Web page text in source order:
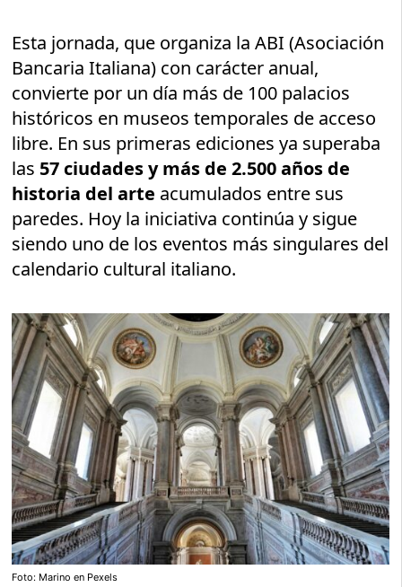
Esta jornada, que organiza la ABI (Asociación
Bancaria Italiana) con carácter anual,
convierte por un día más de 100 palacios
históricos en museos temporales de acceso
libre. En sus primeras ediciones ya superaba
las 57 ciudades y más de 2.500 años de
historia del arte acumulados entre sus
paredes. Hoy la iniciativa continúa y sigue
siendo uno de los eventos más singulares del
calendario cultural italiano.
Foto: Marino en Pexels